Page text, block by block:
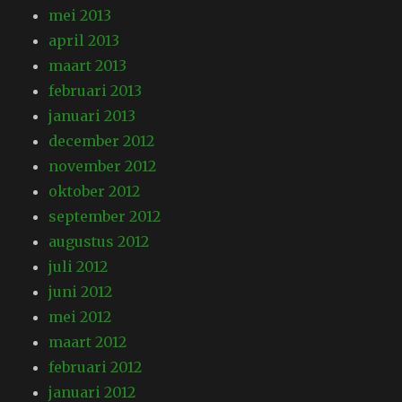
mei 2013
april 2013
maart 2013
februari 2013
januari 2013
december 2012
november 2012
oktober 2012
september 2012
augustus 2012
juli 2012
juni 2012
mei 2012
maart 2012
februari 2012
januari 2012